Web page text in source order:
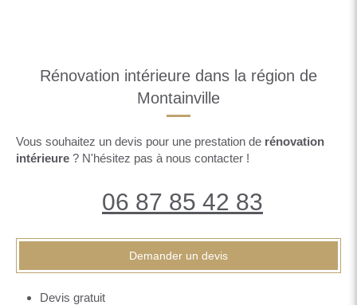
Rénovation intérieure dans la région de
Montainville
Vous souhaitez un devis pour une prestation de rénovation
intérieure ? N'hésitez pas à nous contacter !
06 87 85 42 83
Demander un devis
Devis gratuit